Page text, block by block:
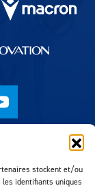
stockent et/ou
identifiants uniques